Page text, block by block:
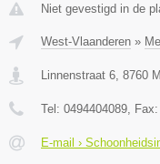
Niet gevestigd in de
West-Vlaanderen »
Linnenstraat 6 8760
Tel: 0494404089 , Fax:
E-mail ›